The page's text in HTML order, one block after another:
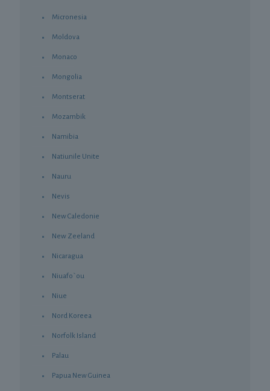
Micronesia
Moldova
Monaco
Mongolia
Montserat
Mozambik
Namibia
Natiunile Unite
Nauru
Nevis
New Caledonie
New Zeeland
Nicaragua
Niuafo`ou
Niue
Nord Koreea
Norfolk Island
Palau
Papua New Guinea